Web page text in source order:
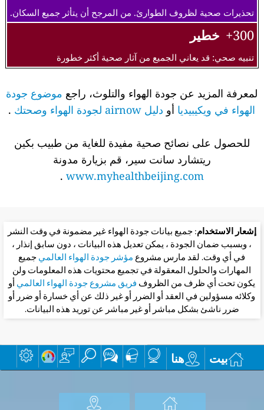
تحذيرات صحية لظروف الطوارئ. من المرجح أن يتأثر جميع السكان.
300+ خطير
تنبيه صحي: قد يعاني الجميع من آثار صحية أكثر خطورة
لمعرفة المزيد عن جودة الهواء والتلوث، راجع موضوع جودة
الهواء في ويكيبيدياأو دليل airnow لجودة الهواء وصحتك .
للحصول على نصائح صحية مفيدة للغاية من طبيب بكين
ريتشارد سانت سير، قم بزيارة مدونة
www.myhealthbeijing.com
.
إشعار الاستخدام: جميع بيانات جودة الهواء غير مضمونة في وقت النشر
، وبسبب ضمان الجودة ، يمكن تعديل هذه البيانات ، دون سابق إنذار ،
في أي وقت. لقد مارس مشروعمؤشر جودة الهواء العالميجميع
المهارات والحلول المعقولة في تجميع محتويات هذه المعلومات ولن
يكون تحت أي ظرف من الظروففريق مشروع جودة الهواء العالميأو
وكلائه مسؤولين في العقد أو الضرر أو غير ذلك عن أي خسارة أو ضرر أو
ضرر ناشئ بشكل مباشر أو غير مباشر عن توريد هذه البيانات.
بيت هنا